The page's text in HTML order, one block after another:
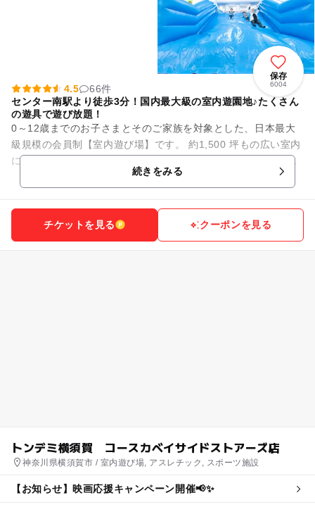
保存
6004
4.5
66件
センター南駅より徒歩3分！国内最大級の室内遊園地♪たくさん
の遊具で遊び放題！
0～12歳までのお子さまとそのご家族を対象とした、日本最大
級規模の会員制【室内遊び場】です。 約1,500 坪もの広い室内
には、大人も一緒に遊べる滑り台などのふわふわ遊具や、さま
続きをみる
チケットを見る クーポンを見る
トンデミ横須賀 コースカベイサイドストアーズ店
神奈川県横須賀市 / 室内遊び場, アスレチック, スポーツ施設
【お知らせ】映画応援キャンペーン開催📢✨